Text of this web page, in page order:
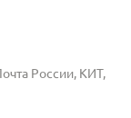
России, КИТ,